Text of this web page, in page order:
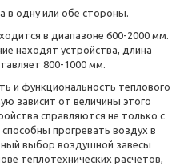
в одну или обе стороны.
в диапазоне 600-2000 мм.
находят устройства, длина
800-1000 мм.
и функциональность теплового
зависит от величины этого
справляются не только с
прогревать воздух в
выбор воздушной завесы
теплотехнических расчетов,